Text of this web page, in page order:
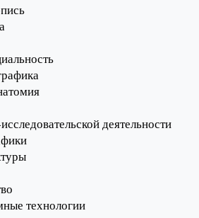
деятельности
технологии